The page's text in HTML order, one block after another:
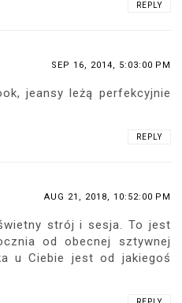
REPLY
SEP 16, 2014, 5:03:00 PM
jeansy leżą perfekcyjnie
REPLY
AUG 21, 2018, 10:52:00 PM
strój i sesja. To jest
od obecnej sztywnej
u Ciebie jest od jakiegoś